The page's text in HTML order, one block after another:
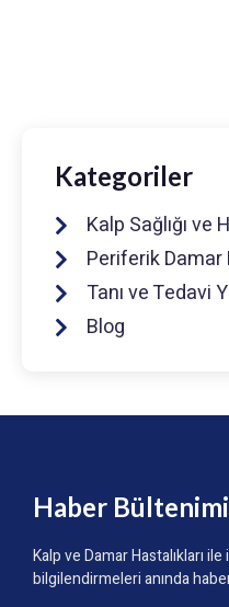
Kategoriler
Kalp Sağlığı ve
Periferik Damar
Tanı ve Tedavi
Blog
Haber
Kalp ve Damar Hastalıkları
bilgilendirmeleri anında